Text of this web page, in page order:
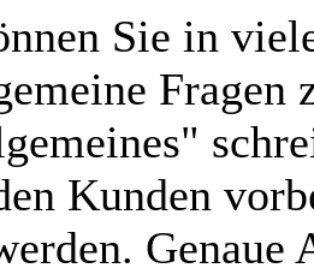
Sie in
Kunden
Genaue